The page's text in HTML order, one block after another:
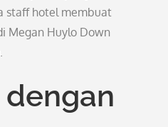
staff hotel membuat
Megan Huylo Down